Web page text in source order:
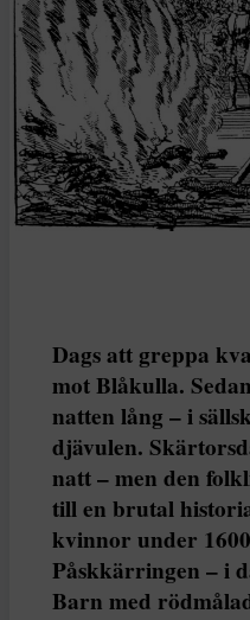
Dags att greppa
mot Blåkulla.
natten lång – i
djävulen.
natt – men den
till en brutal
kvinnor under
Påskkärringen – i
Barn med